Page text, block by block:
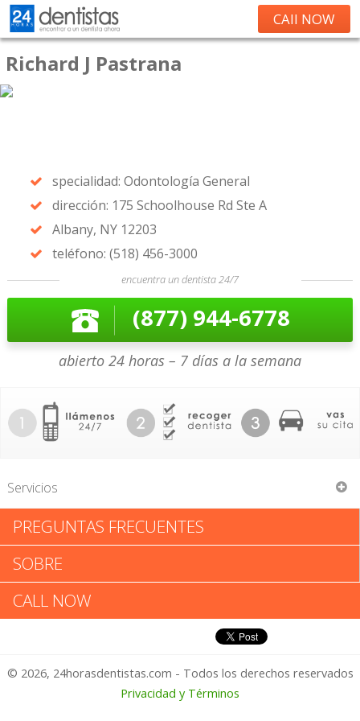
CAll NOW
Richard J Pastrana
specialidad: Odontología General
dirección: 175 Schoolhouse Rd Ste A
Albany, NY 12203
teléfono: (518) 456-3000
encuentra un dentista 24/7
(877) 944-6778
abierto 24 horas – 7 días a la semana
Servicios
Richard J Pastrana
Richard J Pastrana: Califica tu
Experiencia
1 – No Feliz
PREGUNTAS FRECUENTES
SOBRE
CALL NOW
© 2026, 24horasdentistas.com - Todos los derechos reservados
Privacidad y Términos